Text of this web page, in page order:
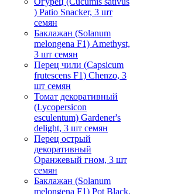
) Patio Snacker, 3 шт
семян
Баклажан (Solanum
melongena F1) Amethyst,
3 шт семян
Перец чили (Capsicum
frutescens F1) Chenzo, 3
шт семян
Томат декоративный
(Lycopersicon
esculentum) Gardener's
delight, 3 шт семян
Перец острый
декоративный
Оранжевый гном, 3 шт
семян
Баклажан (Solanum
melongena F1) Pot Black,